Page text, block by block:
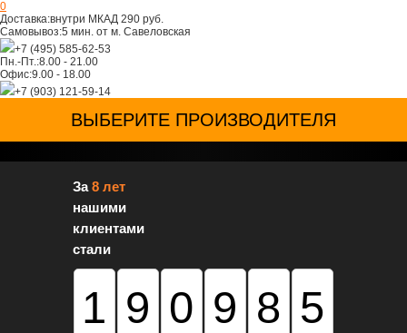
0
Доставка:внутри МКАД 290 руб.
Самовывоз:5 мин. от м. Савеловская
+7 (495) 585-62-53
Пн.-Пт.:8.00 - 21.00
Офис:9.00 - 18.00
+7 (903) 121-59-14
ВЫБЕРИТЕ ПРОИЗВОДИТЕЛЯ
За8 лет
нашими
клиентами
стали
190985